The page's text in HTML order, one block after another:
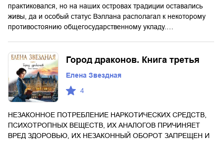
практиковался, но на наших островах традиции оставались
живы, да и особый статус Вэллана располагал к некоторому
противостоянию общегосударственному укладу.…
Город драконов. Книга третья
Елена Звездная
4
НЕЗАКОННОЕ ПОТРЕБЛЕНИЕ НАРКОТИЧЕСКИХ СРЕДСТВ,
ПСИХОТРОПНЫХ ВЕЩЕСТВ, ИХ АНАЛОГОВ ПРИЧИНЯЕТ
ВРЕД ЗДОРОВЬЮ, ИХ НЕЗАКОННЫЙ ОБОРОТ ЗАПРЕЩЕН И